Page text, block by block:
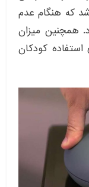
که هنگام عدم
همچنین میزان
استفاده کودکان